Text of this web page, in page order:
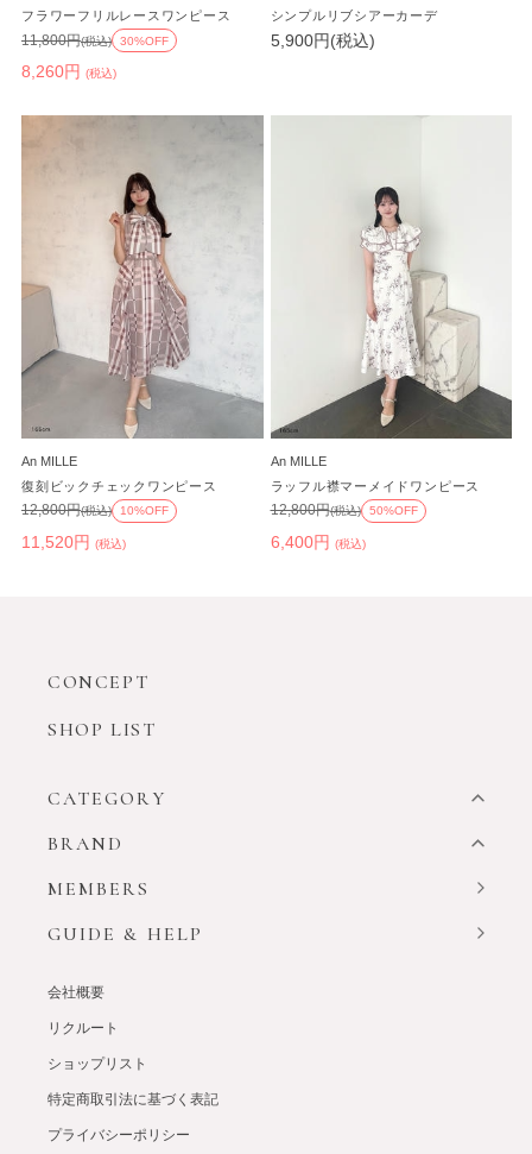
フラワーフリルレースワンピース
8,260円 (税込)
11,800円(税込) 30%OFF
シンプルリブシアーカーデ
5,900円(税込)
An MILLE
復刻ビックチェックワンピース
11,520円 (税込)
12,800円(税込) 10%OFF
An MILLE
ラッフル襟マーメイドワンピース
6,400円 (税込)
12,800円(税込) 50%OFF
CONCEPT
SHOP LIST
CATEGORY
BRAND
MEMBERS
GUIDE & HELP
会社概要
リクルート
ショップリスト
特定商取引法に基づく表記
プライバシーポリシー